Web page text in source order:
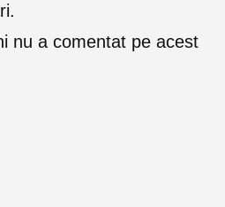
nu a comentat pe acest